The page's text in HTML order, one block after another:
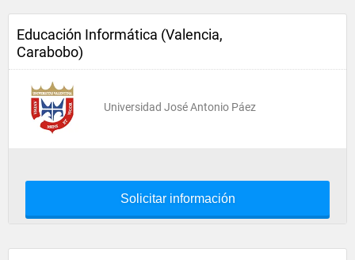
Educación Informática (Valencia,
Carabobo)
Universidad José Antonio Páez
Solicitar información